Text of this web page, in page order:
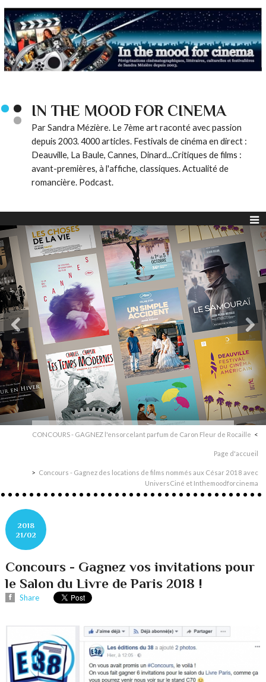
IN THE MOOD FOR CINEMA
Par Sandra Mézière. Le 7ème art raconté avec passion
depuis 2003. 4000 articles. Festivals de cinéma en direct :
Deauville, La Baule, Cannes, Dinard...Critiques de films :
avant-premières, à l'affiche, classiques. Actualité de
romancière. Podcast.
CONCOURS - GAGNEZ l'ensorcelant parfum de Caron Fleur de Rocaille
Page d'accueil
Concours - Gagnez des locations de films nommés aux César 2018 avec
UniversCiné et Inthemoodforcinema
2018
21/02
Concours - Gagnez vos invitations pour
le Salon du Livre de Paris 2018 !
Share